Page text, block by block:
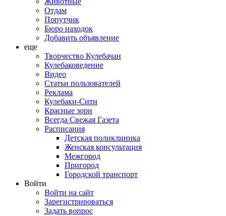
Отдам
Попутчик
Бюро находок
Добавить объявление
еще
Творчество Кулебачан
Кулебаковедение
Видео
Статьи пользователей
Реклама
Кулебаки-Сити
Красные зори
Всегда Свежая Газета
Расписания
Детская поликлиника
Женская консультация
Межгород
Пригород
Городской транспорт
Войти
Войти на сайт
Зарегистрироваться
Задать вопрос